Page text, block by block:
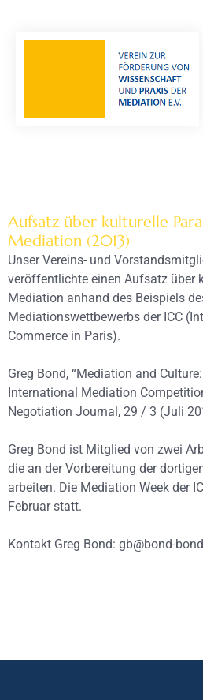
Aufsatz über kulturelle
Mediation (2013)
Unser Vereins- und
veröffentlichte einen Aufsatz über
Mediation anhand des Beispiels
Mediationswettbewerbs der ICC
Commerce in Paris).
Greg Bond, “Mediation and
International Mediation
Negotiation Journal, 29 / 3 (Juli
Greg Bond ist Mitglied von zwei
die an der Vorbereitung der
arbeiten. Die Mediation Week der
Februar statt.
Kontakt Greg Bond: gb@bond-